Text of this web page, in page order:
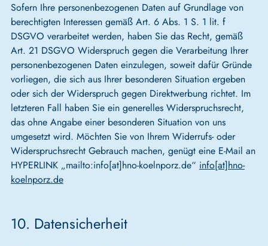
Sofern Ihre personenbezogenen Daten auf Grundlage von
berechtigten Interessen gemäß Art. 6 Abs. 1 S. 1 lit. f
DSGVO verarbeitet werden, haben Sie das Recht, gemäß
Art. 21 DSGVO Widerspruch gegen die Verarbeitung Ihrer
personenbezogenen Daten einzulegen, soweit dafür Gründe
vorliegen, die sich aus Ihrer besonderen Situation ergeben
oder sich der Widerspruch gegen Direktwerbung richtet. Im
letzteren Fall haben Sie ein generelles Widerspruchsrecht,
das ohne Angabe einer besonderen Situation von uns
umgesetzt wird. Möchten Sie von Ihrem Widerrufs- oder
Widerspruchsrecht Gebrauch machen, genügt eine E-Mail an
HYPERLINK „mailto:info[at]hno-koelnporz.de“ info[at]hno-
koelnporz.de
10. Datensicherheit